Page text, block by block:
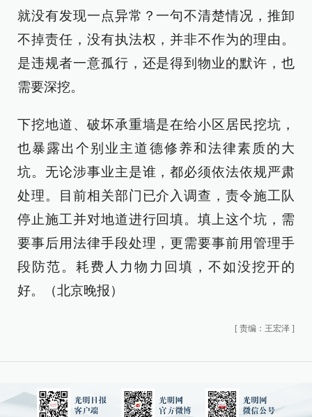
就没有发现一点异常？一句不清楚情况，推卸
不掉责任，没有执法权，并非不作为的理由。
是违规者一意孤行，还是得到物业的默许，也
需要深挖。
下挖地道、破坏承重墙是在给小区居民挖坑，
也暴露出个别业主道德修养和法律素质的大
坑。无论涉事业主是谁，都必须依法依规严肃
处理。目前相关部门已介入调查，责令施工队
停止施工并对地道进行回填。填上这个坑，需
要事后用法律手段处理，更需要事前用管理手
段防范。耗费人力物力回填，不如没挖开的
好。（北京晚报）
[ 责编：王宏泽 ]